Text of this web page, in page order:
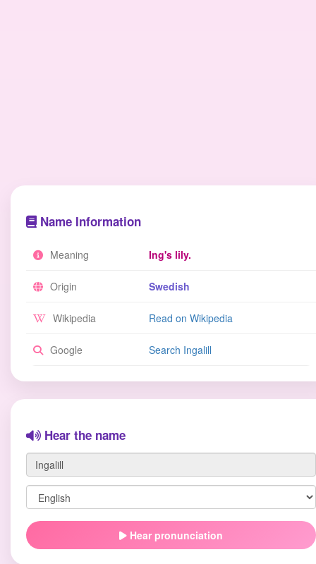
Name Information
Meaning Ing's lily.
Origin Swedish
Wikipedia Read on Wikipedia
Google Search Ingalill
Hear the name
Hear pronunciation